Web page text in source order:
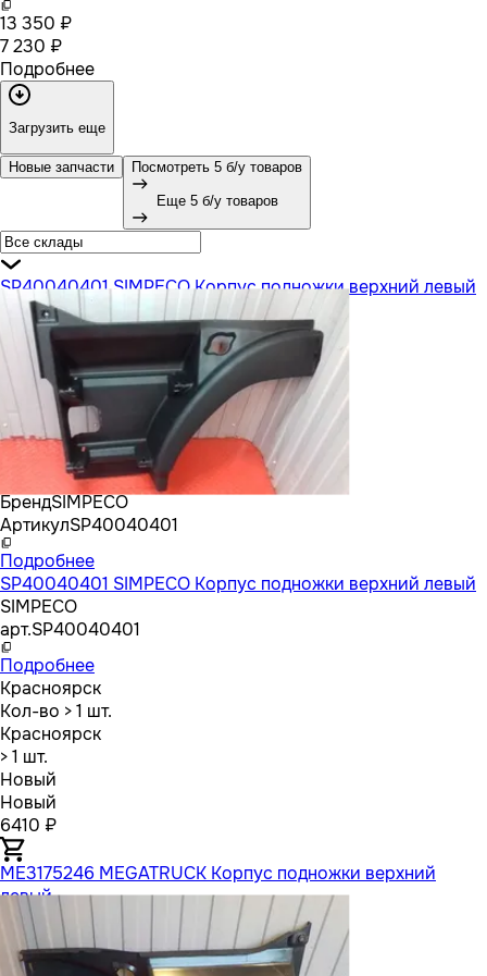
13 350 ₽
7 230 ₽
Подробнее
Загрузить еще
Новые запчасти Посмотреть 5 б/у товаров
Еще 5 б/у товаров
SP40040401 SIMPECO Корпус подножки верхний левый
БрендSIMPECO
АртикулSP40040401
Подробнее
SP40040401 SIMPECO Корпус подножки верхний левый
SIMPECO
арт.SP40040401
Подробнее
Красноярск
Кол-во > 1 шт.
Красноярск
> 1 шт.
Новый
Новый
6410 ₽
ME3175246 MEGATRUCK Корпус подножки верхний
левый